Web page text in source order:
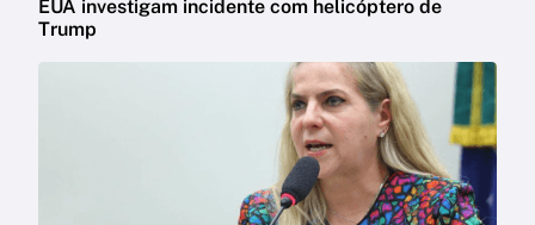
EUA investigam incidente com helicóptero de
Trump